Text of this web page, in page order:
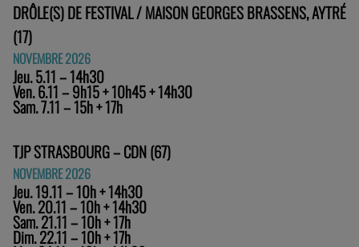
DRÔLE(S) DE FESTIVAL / MAISON GEORGES BRASSENS, AYTRÉ
(17)
NOVEMBRE 2026
Jeu. 5.11 – 14h30
Ven. 6.11 – 9h15 + 10h45 + 14h30
Sam. 7.11 – 15h + 17h
TJP STRASBOURG – CDN (67)
NOVEMBRE 2026
Jeu. 19.11 – 10h + 14h30
Ven. 20.11 – 10h + 14h30
Sam. 21.11 – 10h + 17h
Dim. 22.11 – 10h + 17h